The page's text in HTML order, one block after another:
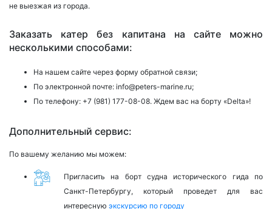
не выезжая из города.
Заказать катер без капитана на сайте можно
несколькими способами:
На нашем сайте через форму обратной связи;
По электронной почте: info@peters-marine.ru;
По телефону: +7 (981) 177-08-08. Ждем вас на борту «Delta»!
Дополнительный сервис:
По вашему желанию мы можем:
Пригласить на борт судна исторического гида по
Санкт-Петербургу, который проведет для вас
интересную экскурсию по городу